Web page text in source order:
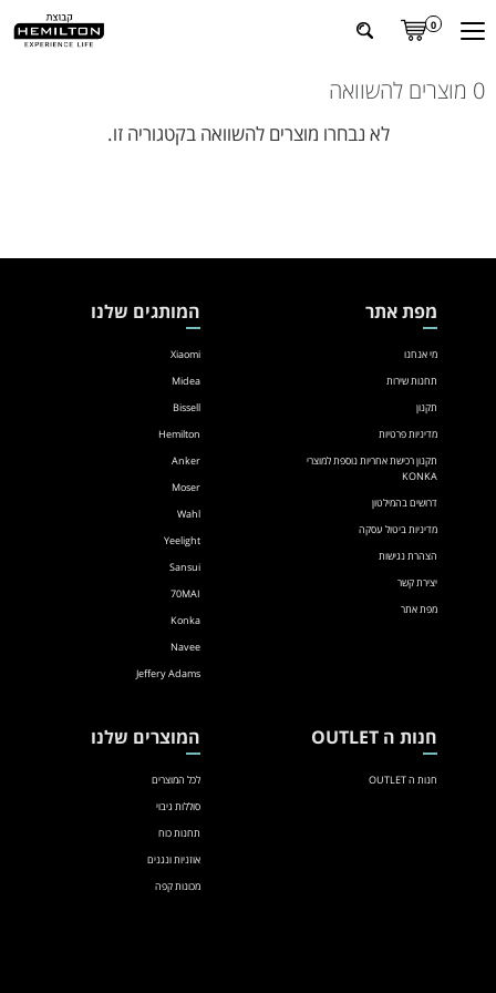
0
0 מוצרים להשוואה
לא נבחרו מוצרים להשוואה בקטגוריה זו.
מפת אתר
מי אנחנו
תחנות שירות
תקנון
מדיניות פרטיות
תקנון רכישת אחריות נוספת למוצרי
KONKA
דרושים בהמילטון
מדיניות ביטול עסקה
הצהרת נגישות
יצירת קשר
מפת אתר
המותגים שלנו
Xiaomi
Midea
Bissell
Hemilton
Anker
Moser
Wahl
Yeelight
Sansui
70MAI
Konka
Navee
Jeffery Adams
חנות ה OUTLET
חנות ה OUTLET
המוצרים שלנו
לכל המוצרים
סוללות גיבוי
תחנות כוח
אוזניות ונגנים
מכונות קפה